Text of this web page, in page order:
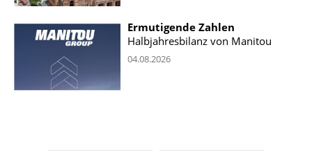
Ermutigende Zahlen
Halbjahresbilanz von Manitou
04.08.2026